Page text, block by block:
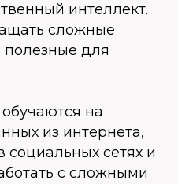
интеллект.
сложные
для
на
из интернета,
сетях и
с сложными